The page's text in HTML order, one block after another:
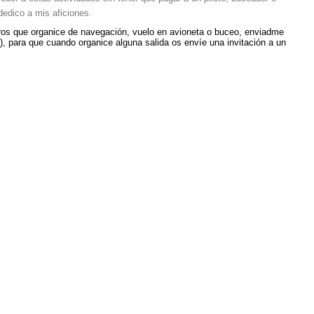
a mis aficiones.
que organice de navegación, vuelo en avioneta o buceo, enviadme
), para que cuando organice alguna salida os envíe una invitación a un